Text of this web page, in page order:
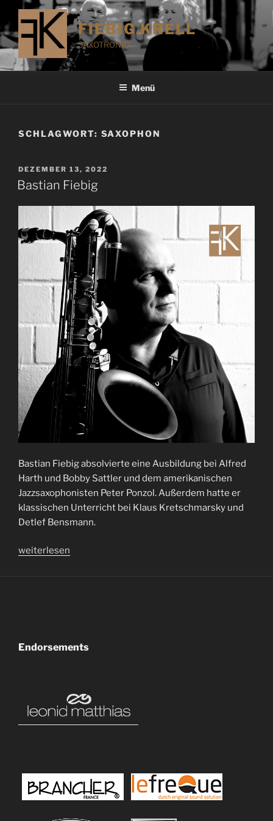
Zum
Inhalt
springen
FIEBIG.KRELL
SAXOTRONIC
Menü
SCHLAGWORT: SAXOPHON
VERÖFFENTLICHT
AM
DEZEMBER 13, 2022
Bastian Fiebig
Bastian Fiebig absolvierte eine Ausbildung bei Alfred
Harth und Bobby Sattler und dem amerikanischen
Jazzsaxophonisten Peter Ponzol. Außerdem hatte er
klassischen Unterricht bei Klaus Kretschmarsky und
Detlef Bensmann.
„Bastian
weiterlesen
Endorsements